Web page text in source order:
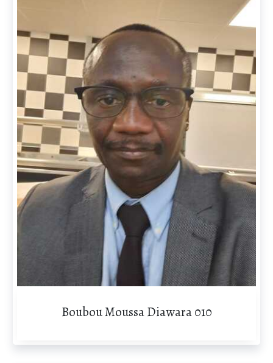
Boubou Moussa Diawara 010